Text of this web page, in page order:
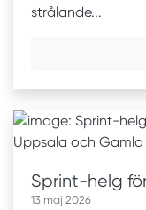
strålande...
Sprint-helg
13 maj 2026